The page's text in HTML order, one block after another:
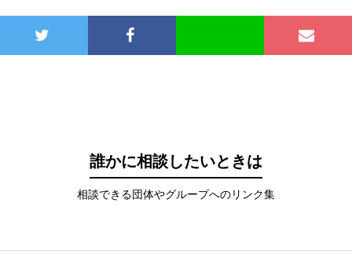
誰かに相談したいときは
相談できる団体やグループへのリンク集